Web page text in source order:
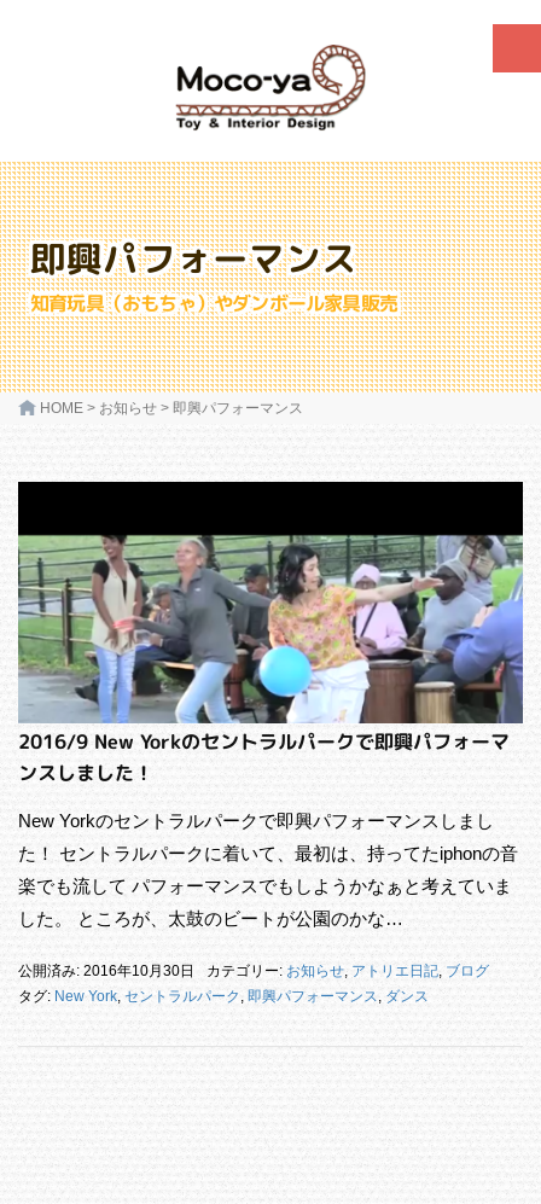
即興パフォーマンス
知育玩具（おもちゃ）やダンボール家具販売
HOME > お知らせ > 即興パフォーマンス
2016/9 New Yorkのセントラルパークで即興パフォーマ
ンスしました！
New Yorkのセントラルパークで即興パフォーマンスしまし
た！ セントラルパークに着いて、最初は、持ってたiphonの音
楽でも流して パフォーマンスでもしようかなぁと考えていま
した。 ところが、太鼓のビートが公園のかな…
公開済み: 2016年10月30日 カテゴリー: お知らせ, アトリエ日記, ブログ
タグ: New York, セントラルパーク , 即興パフォーマンス, ダンス